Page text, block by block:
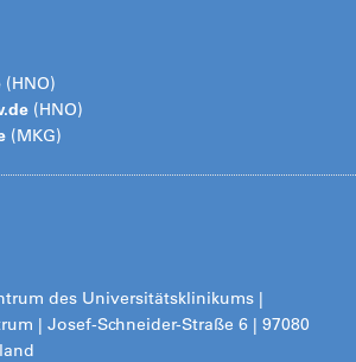
(HNO)
(HNO)
(MKG)
des Universitätsklinikums |
| Josef-Schneider-Straße 6 | 97080